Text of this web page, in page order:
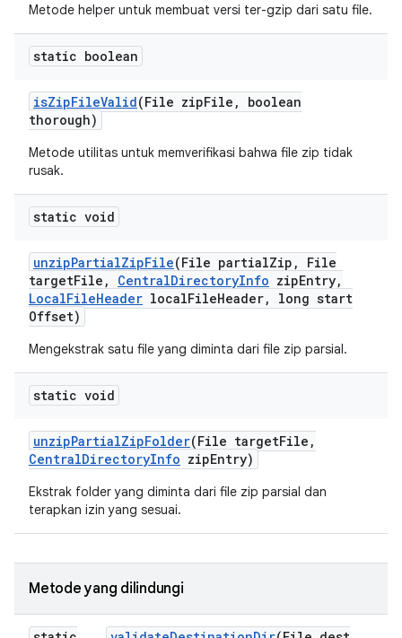
Metode helper untuk membuat versi ter-gzip dari satu file.
static boolean
isZipFileValid(File zipFile ,
boolean
thorough)
Metode utilitas untuk memverifikasi bahwa file zip tidak
rusak.
static void
unzipPartialZipFile(File partialZip ,
File
targetFile , CentralDirectoryInfo zipEntry,
LocalFileHeader localFileHeader,
long start
Offset)
Mengekstrak satu file yang diminta dari file zip parsial.
static void
unzipPartialZipFolder(File targetFile ,
CentralDirectoryInfo zipEntry)
Ekstrak folder yang diminta dari file zip parsial dan
terapkan izin yang sesuai.
Metode yang dilindungi